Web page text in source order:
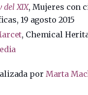
del XIX, Mujeres con
19 agosto 2015
, Chemical
por Marta